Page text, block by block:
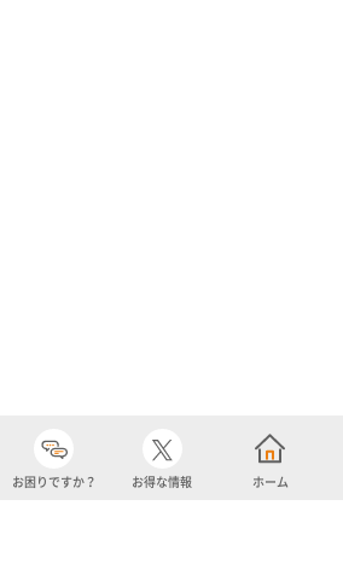
お困りですか？ お得な情報 ホーム